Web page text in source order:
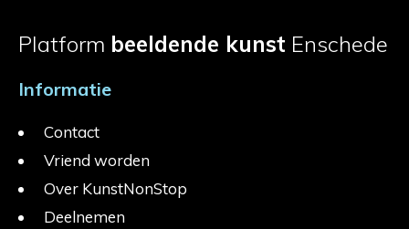
Platform beeldende kunst Enschede
Informatie
Contact
Vriend worden
Over KunstNonStop
Deelnemen